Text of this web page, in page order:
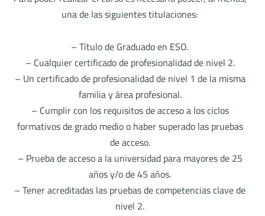
una de las siguientes titulaciones:
– Título de Graduado en ESO.
– Cualquier certificado de profesionalidad de nivel 2.
– Un certificado de profesionalidad de nivel 1 de la misma
familia y área profesional.
– Cumplir con los requisitos de acceso a los ciclos
formativos de grado medio o haber superado las pruebas
de acceso.
– Prueba de acceso a la universidad para mayores de 25
años y/o de 45 años.
– Tener acreditadas las pruebas de competencias clave de
nivel 2.